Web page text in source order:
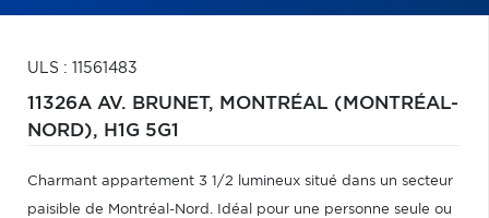
ULS : 11561483
11326A AV. BRUNET, MONTRÉAL (MONTRÉAL-
NORD), H1G 5G1
Charmant appartement 3 1/2 lumineux situé dans un secteur
paisible de Montréal-Nord. Idéal pour une personne seule ou